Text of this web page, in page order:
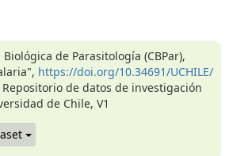
Biológica de Parasitología (CBPar),
https://doi.org/10.34691/UCHILE/
Repositorio de datos de investigación
de Chile, V1